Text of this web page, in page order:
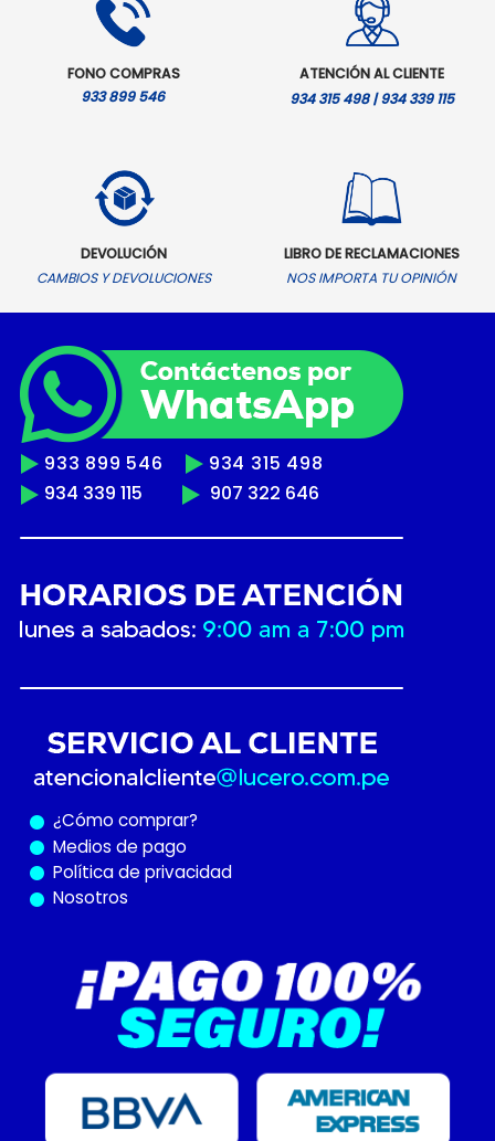
FONO COMPRAS
933 899 546
ATENCIÓN AL CLIENTE
934 315 498 | 934 339 115
DEVOLUCIÓN
CAMBIOS Y DEVOLUCIONES
LIBRO DE RECLAMACIONES
NOS IMPORTA TU OPINIÓN
933 899 546
934 315 498
934 339 115
907 322 646
¿Cómo comprar?
Medios de pago
Política de privacidad
Nosotros